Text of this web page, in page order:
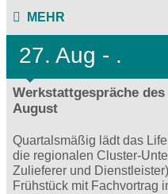
MEHR
27. Aug - .
Werkstattgespräche
August
Quartalsmäßig lädt das
die regionalen Cluster-
Zulieferer und
Frühstück mit Fachvortrag